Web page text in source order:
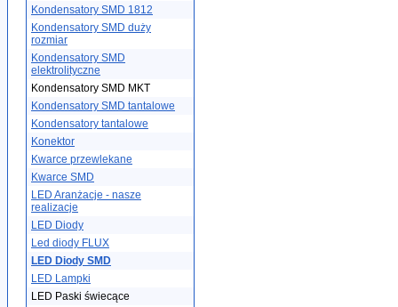
Kondensatory SMD 1812
Kondensatory SMD duży
rozmiar
Kondensatory SMD
elektrolityczne
Kondensatory SMD MKT
Kondensatory SMD tantalowe
Kondensatory tantalowe
Konektor
Kwarce przewlekane
Kwarce SMD
LED Aranżacje - nasze
realizacje
LED Diody
Led diody FLUX
LED Diody SMD
LED Lampki
LED Paski świecące